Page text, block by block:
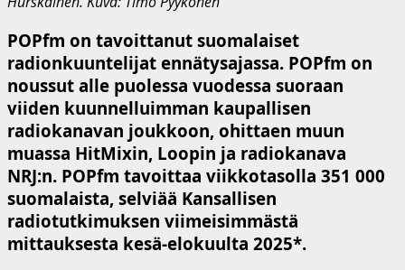
POPfm on tavoittanut suomalaiset
radionkuuntelijat ennätysajassa. POPfm on
noussut alle puolessa vuodessa suoraan
viiden kuunnelluimman kaupallisen
radiokanavan joukkoon, ohittaen muun
muassa HitMixin, Loopin ja radiokanava
NRJ:n. POPfm tavoittaa viikkotasolla 351 000
suomalaista, selviää Kansallisen
radiotutkimuksen viimeisimmästä
mittauksesta kesä-elokuulta 2025*.